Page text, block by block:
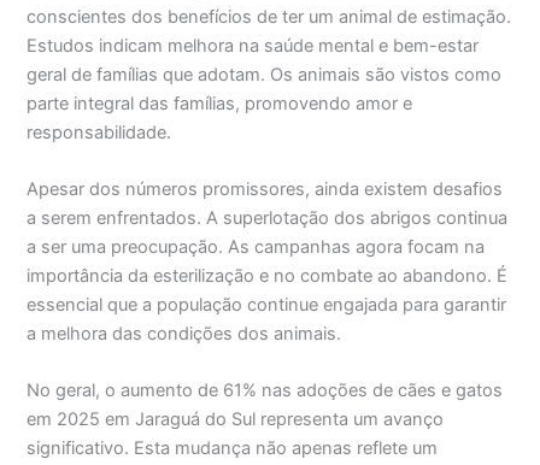
conscientes dos benefícios de ter um animal de estimação.
Estudos indicam melhora na saúde mental e bem-estar
geral de famílias que adotam. Os animais são vistos como
parte integral das famílias, promovendo amor e
responsabilidade.
Apesar dos números promissores, ainda existem desafios
a serem enfrentados. A superlotação dos abrigos continua
a ser uma preocupação. As campanhas agora focam na
importância da esterilização e no combate ao abandono. É
essencial que a população continue engajada para garantir
a melhora das condições dos animais.
No geral, o aumento de 61% nas adoções de cães e gatos
em 2025 em Jaraguá do Sul representa um avanço
significativo. Esta mudança não apenas reflete um